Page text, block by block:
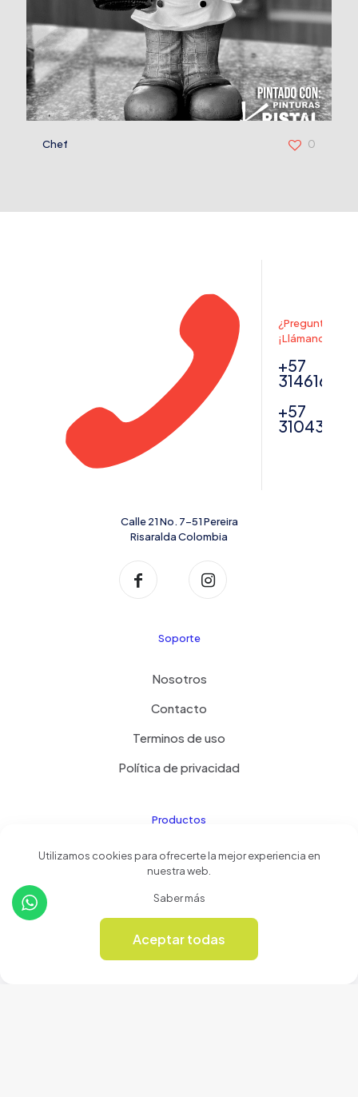
Chef 0
¿Preguntas? ,
¡Llámanos!
+57
+57
Calle 21 No. 7-51 Pereira
Risaralda Colombia
Soporte
Nosotros
Contacto
Terminos de uso
Política de privacidad
Productos
Tienda
Revista Online
Utilizamos cookies para ofrecerte la mejor experiencia en
nuestra web.
Saber más
Aceptar todas